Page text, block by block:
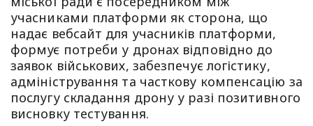
учасниками платформи як сторона, що
надає вебсайт для учасників платформи,
формує потреби у дронах відповідно до
заявок військових, забезпечує логістику,
адміністрування та часткову компенсацію за
послугу складання дрону у разі позитивного
висновку тестування.